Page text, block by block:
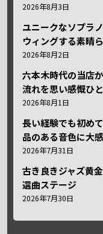
2026年8月3日
ユニークなソプラ
ウィングする素晴
2026年8月2日
六本木時代の当店
流れを思い感慨ひ
2026年8月1日
長い経験でも初め
品のある音色に大
2026年7月31日
古き良きジャズ黄
選曲ステージ
2026年7月30日